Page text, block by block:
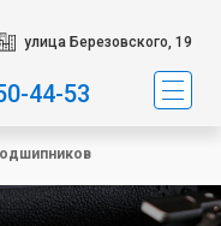
улица Березовского, 19
44-53